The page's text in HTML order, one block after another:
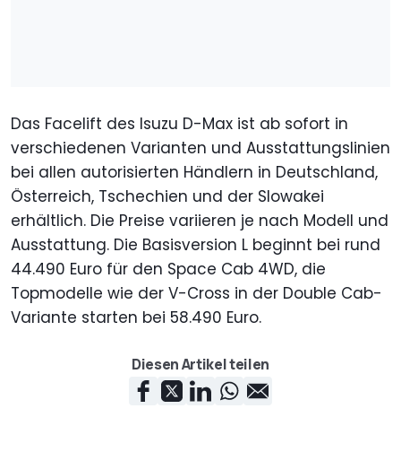
Das Facelift des Isuzu D-Max ist ab sofort in
verschiedenen Varianten und Ausstattungslinien
bei allen autorisierten Händlern in Deutschland,
Österreich, Tschechien und der Slowakei
erhältlich. Die Preise variieren je nach Modell und
Ausstattung. Die Basisversion L beginnt bei rund
44.490 Euro für den Space Cab 4WD, die
Topmodelle wie der V-Cross in der Double Cab-
Variante starten bei 58.490 Euro.
Diesen Artikel teilen